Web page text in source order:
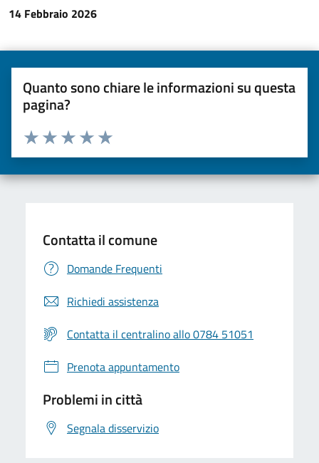
14 Febbraio 2026
Quanto sono chiare le informazioni su questa
pagina?
Valuta da 1 a 5 stelle la pagina
Valuta 5 stelle su 5
Valuta 4 stelle su 5
Valuta 3 stelle su 5
Valuta 2 stelle su 5
Valuta una stella su 5
Contatta il comune
Domande Frequenti
Richiedi assistenza
Contatta il centralino allo 0784 51051
Prenota appuntamento
Problemi in città
Segnala disservizio